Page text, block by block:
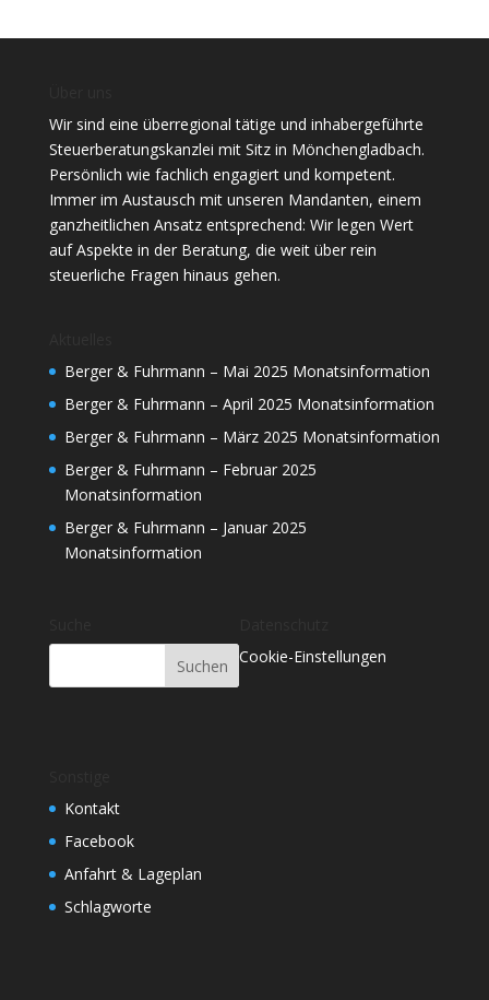
Wir sind eine überregional tätige und inhabergeführte
Steuerberatungskanzlei mit Sitz in Mönchengladbach.
Persönlich wie fachlich engagiert und kompetent.
Immer im Austausch mit unseren Mandanten, einem
ganzheitlichen Ansatz entsprechend: Wir legen Wert
auf Aspekte in der Beratung, die weit über rein
steuerliche Fragen hinaus gehen.
Berger & Fuhrmann – Mai 2025 Monatsinformation
Berger & Fuhrmann – April 2025 Monatsinformation
Berger & Fuhrmann – März 2025 Monatsinformation
Berger & Fuhrmann – Februar 2025
Monatsinformation
Berger & Fuhrmann – Januar 2025
Monatsinformation
Cookie-Einstellungen
Kontakt
Facebook
Anfahrt & Lageplan
Schlagworte